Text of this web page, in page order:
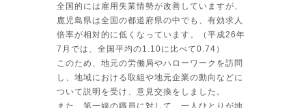
全国的には雇用失業情勢が改善していますが、
鹿児島県は全国の都道府県の中でも、有効求人
倍率が相対的に低くなっています。（平成26年
7月では、全国平均の1.10に比べて0.74）
このため、地元の労働局やハローワークを訪問
し、地域における取組や地元企業の動向などに
ついて説明を受け、意見交換をしました。
また、第一線の職員に対して、一人ひとりが地